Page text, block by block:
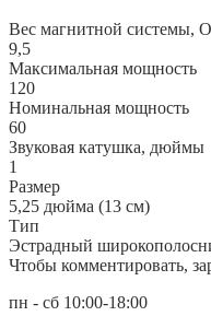
Вес магнитной системы,
9,5
Максимальная мощность
120
Номинальная мощность
60
Звуковая катушка, дюймы
1
Размер
5,25 дюйма (13 см)
Тип
Эстрадный
Чтобы комментировать,
пн - сб 10:00-18:00